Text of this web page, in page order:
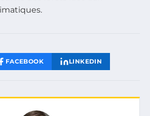
FACEBOOK LINKEDIN